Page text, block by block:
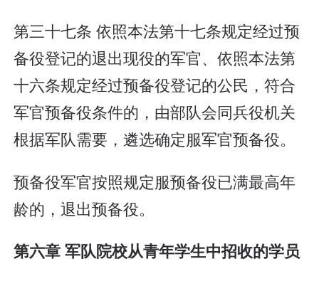
第三十七条 依照本法第十七条规定经过预
备役登记的退出现役的军官、依照本法第
十六条规定经过预备役登记的公民，符合
军官预备役条件的，由部队会同兵役机关
根据军队需要，遴选确定服军官预备役。
预备役军官按照规定服预备役已满最高年
龄的，退出预备役。
第六章 军队院校从青年学生中招收的学员